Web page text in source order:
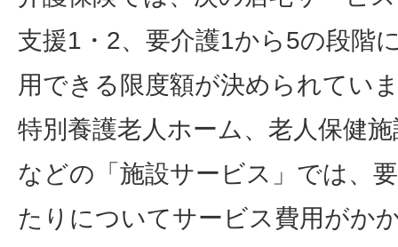
支援1・2、要介護1から5の段階
用できる限度額が決められてい
特別養護老人ホーム、老人保健
などの「施設サービス」では、
たりについてサービス費用がか